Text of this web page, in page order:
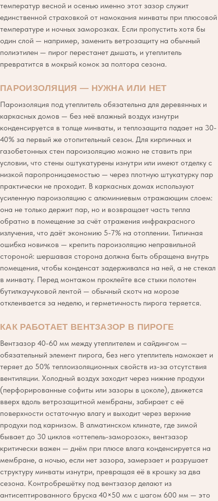
температур весной и осенью именно этот зазор служит
единственной страховкой от намокания минваты при плюсовой
температуре и ночных заморозках. Если пропустить хотя бы
один слой — например, заменить ветрозащиту на обычный
полиэтилен — пирог перестанет дышать, и утеплитель
превратится в мокрый комок за полтора сезона.
ПАРОИЗОЛЯЦИЯ — НУЖНА ИЛИ НЕТ
Пароизоляция под утеплитель обязательна для деревянных и
каркасных домов — без неё влажный воздух изнутри
конденсируется в толще минваты, и теплозащита падает на 30-
40% за первый же отопительный сезон. Для кирпичных и
газобетонных стен пароизоляцию можно не ставить при
условии, что стены оштукатурены изнутри или имеют отделку с
низкой паропроницаемостью — через плотную штукатурку пар
практически не проходит. В каркасных домах используют
усиленную пароизоляцию с алюминиевым отражающим слоем:
она не только держит пар, но и возвращает часть тепла
обратно в помещение за счёт отражения инфракрасного
излучения, что даёт экономию 5-7% на отоплении. Типичная
ошибка новичков — крепить пароизоляцию неправильной
стороной: шершавая сторона должна быть обращена внутрь
помещения, чтобы конденсат задерживался на ней, а не стекал
в минвату. Перед монтажом проклейте все стыки полотен
бутилкаучуковой лентой — обычный скотч на морозе
отклеивается за неделю, и герметичность пирога теряется.
КАК РАБОТАЕТ ВЕНТЗАЗОР В ПИРОГЕ
Вентзазор 40-60 мм между утеплителем и сайдингом —
обязательный элемент пирога, без него утеплитель намокает и
теряет до 50% теплоизоляционных свойств из-за отсутствия
вентиляции. Холодный воздух заходит через нижние продухи
(перфорированные софиты или зазоры в цоколе), движется
вверх вдоль ветрозащитной мембраны, забирает с её
поверхности остаточную влагу и выходит через верхние
продухи под карнизом. В алматинском климате, где зимой
бывает до 30 циклов «оттепель-заморозок», вентзазор
критически важен — днём при плюсе влага конденсируется на
мембране, а ночью, если нет зазора, замерзает и разрушает
структуру минваты изнутри, превращая её в крошку за два
сезона. Контробрешётку под вентзазор делают из
антисептированного бруска 40×50 мм с шагом 600 мм — это